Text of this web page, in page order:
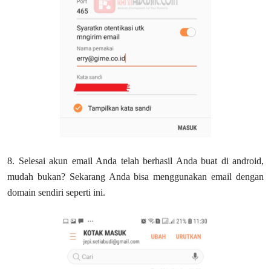
8. Selesai akun email Anda telah berhasil Anda buat di android,
mudah bukan? Sekarang Anda bisa menggunakan email dengan
domain sendiri seperti ini.